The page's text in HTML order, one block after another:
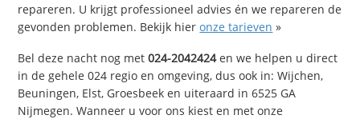
repareren. U krijgt professioneel advies én we repareren de
gevonden problemen. Bekijk hieronze tarieven »
Bel deze nacht nog met024-2042424en we helpen u direct
in de gehele 024 regio en omgeving, dus ook in: Wijchen,
Beuningen, Elst, Groesbeek en uiteraard in 6525 GA
Nijmegen. Wanneer u voor ons kiest en met onze